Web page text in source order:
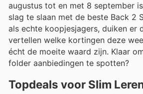
augustus tot en met 8 september
slag te slaan met de beste Back 2
als echte koopjesjagers, duiken er
vertellen welke kortingen deze
écht de moeite waard zijn. Klaar
folder aanbiedingen te spotten?
Topdeals voor Slim